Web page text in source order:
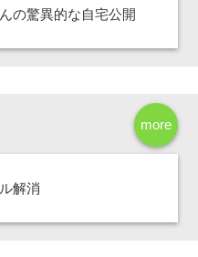
の驚異的な自宅公開
more
解消